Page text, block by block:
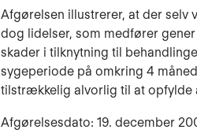
Afgørelsen illustrerer, at der selv
dog lidelser, som medfører
skader i tilknytning til
sygeperiode på omkring 4
tilstrækkelig alvorlig til at opfylde
Afgørelsesdato: 19. december